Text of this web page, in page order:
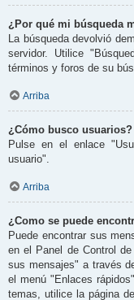
¿Por qué mi búsqueda
La búsqueda devolvió
servidor. Utilice
términos y foros de su
Arriba
¿Cómo busco usuarios?
Pulse en el enlace
usuario".
Arriba
¿Como se puede
Puede encontrar sus
en el Panel de Control
sus mensajes" a través
el menú "Enlaces
temas, utilice la página